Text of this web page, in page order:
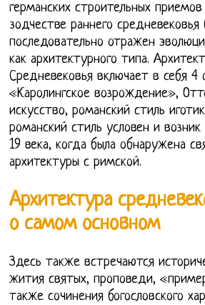
германских строительных
зодчестве раннего средневековья
последовательно отражен
как архитектурного типа.
Средневековья включает в себя 4
«Каролингское возрождение»,
искусство, романский стиль
романский стиль условен и
19 века, когда была обнаружена
архитектуры с римской.
Архитектура
о самом основном
Здесь также встречаются
жития святых, проповеди,
также сочинения богословского